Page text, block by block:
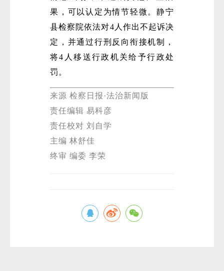
果，可以认定为情节轻微。静宁
县检察院依法对4人作出不起诉决
定，并通过行刑反向衔接机制，
将4人移送行政机关给予行政处
罚。
来源 检察日报·法治新闻版
责任编辑 易科彦
责任校对 刘自学
主编 林舒佳
终审 编委 李荣